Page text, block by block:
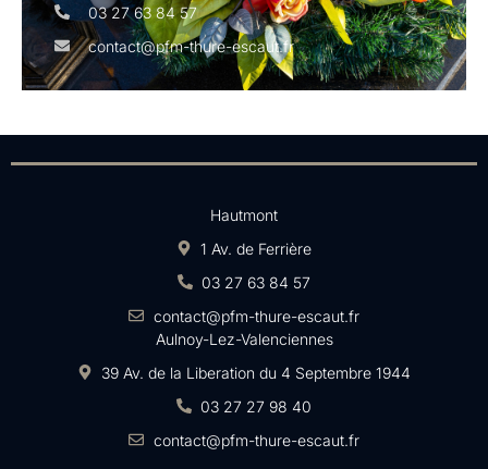
03 27 63 84 57
contact@pfm-thure-escaut.fr
Hautmont
1 Av. de Ferrière
03 27 63 84 57
contact@pfm-thure-escaut.fr
Aulnoy-Lez-Valenciennes
39 Av. de la Liberation du 4 Septembre 1944
03 27 27 98 40
contact@pfm-thure-escaut.fr